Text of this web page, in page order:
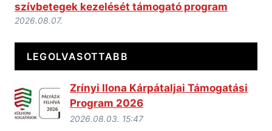
szívbetegek kezelését támogató program
2026.08.07.
LEGOLVASOTTABB
Zrínyi Ilona Kárpátaljai Támogatási
Program 2026
2026.08.03. 15:47